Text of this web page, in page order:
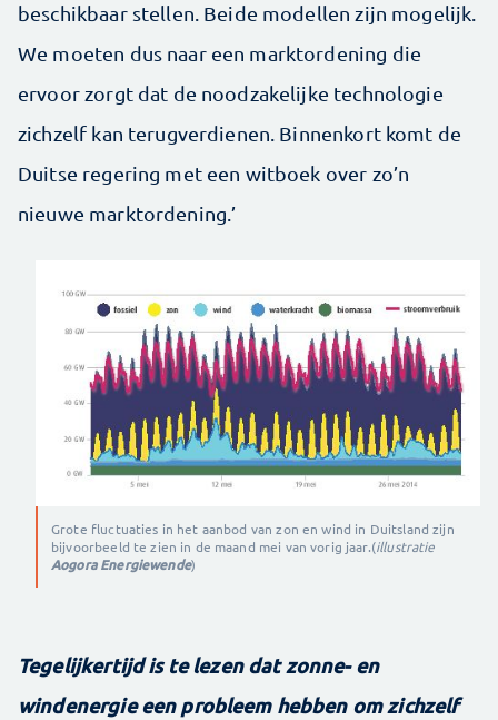
beschikbaar stellen. Beide modellen zijn mogelijk.
We moeten dus naar een marktordening die
ervoor zorgt dat de noodzakelijke technologie
zichzelf kan terugverdienen. Binnenkort komt de
Duitse regering met een witboek over zo’n
nieuwe marktordening.’
Grote fluctuaties in het aanbod van zon en wind in Duitsland zijn
bijvoorbeeld te zien in de maand mei van vorig jaar.(illustratie
Aogora Energiewende)
Tegelijkertijd is te lezen dat zonne- en
windenergie een probleem hebben om zichzelf